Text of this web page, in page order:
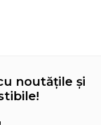
noutățile și